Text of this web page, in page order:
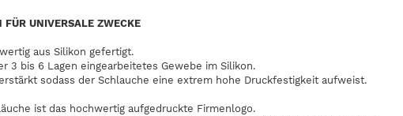
FÜR UNIVERSALE ZWECKE
aus Silikon gefertigt.
3 bis 6 Lagen eingearbeitetes Gewebe im Silikon.
sodass der Schlauche eine extrem hohe Druckfestigkeit aufweist.
ist das hochwertig aufgedruckte Firmenlogo.